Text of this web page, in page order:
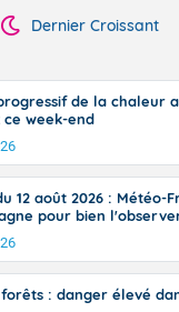
Dernier Croissant
de la chaleur
ce week-end
12 août 2026 : Météo-
pour bien
forêts : danger élevé